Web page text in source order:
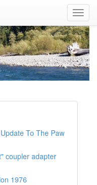
To The Paw
coupler adapter
1976